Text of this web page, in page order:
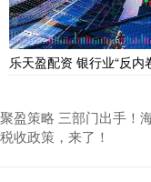
乐天盈配资 银行业“反
聚盈策略 三部门出手！
税收政策，来了！